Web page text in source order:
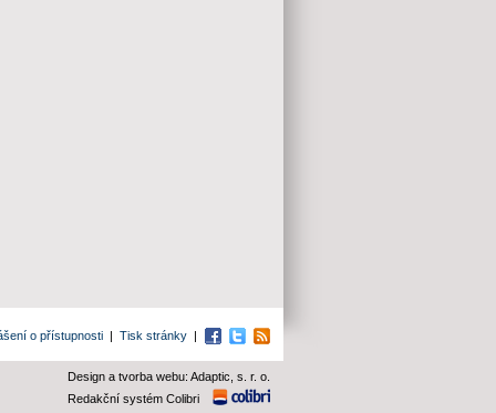
o přístupnosti | Tisk stránky | Facebook
TwitterRSS
Design a tvorba webu: Adaptic, s. r. o.
Redakční systém Colibri